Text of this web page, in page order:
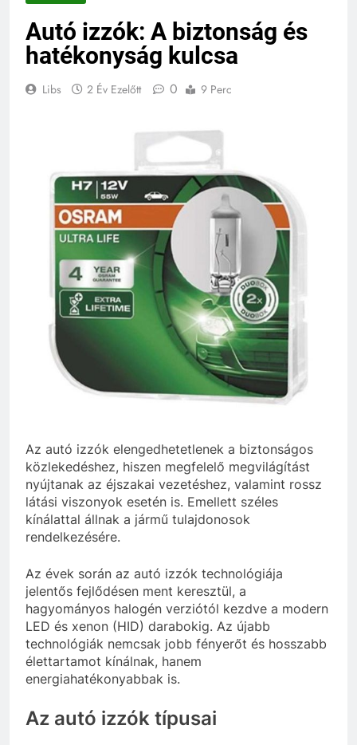
Autó izzók: A biztonság és
hatékonyság kulcsa
Libs 2 Év Ezelőtt 0 9 Perc
Az autó izzók elengedhetetlenek a biztonságos
közlekedéshez, hiszen megfelelő megvilágítást
nyújtanak az éjszakai vezetéshez, valamint rossz
látási viszonyok esetén is. Emellett széles
kínálattal állnak a jármű tulajdonosok
rendelkezésére.
Az évek során az autó izzók technológiája
jelentős fejlődésen ment keresztül, a
hagyományos halogén verziótól kezdve a modern
LED és xenon (HID) darabokig. Az újabb
technológiák nemcsak jobb fényerőt és hosszabb
élettartamot kínálnak, hanem
energiahatékonyabbak is.
Az autó izzók típusai